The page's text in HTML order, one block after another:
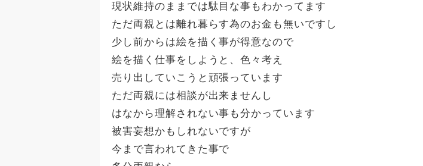
現状維持のままでは駄目な事もわかってます
ただ両親とは離れ暮らす為のお金も無いですし
少し前からは絵を描く事が得意なので
絵を描く仕事をしようと、色々考え
売り出していこうと頑張っています
ただ両親には相談が出来ませんし
はなから理解されない事も分かっています
被害妄想かもしれないですが
今まで言われてきた事で